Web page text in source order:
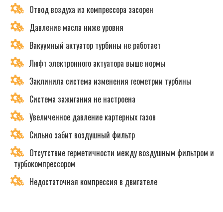
Отвод воздуха из компрессора засорен
Давление масла ниже уровня
Вакуумный актуатор турбины не работает
Люфт электронного актуатора выше нормы
Заклинила система изменения геометрии турбины
Система зажигания не настроена
Увеличенное давление картерных газов
Сильно забит воздушный фильтр
Отсутствие герметичности между воздушным фильтром и
турбокомпрессором
Недостаточная компрессия в двигателе